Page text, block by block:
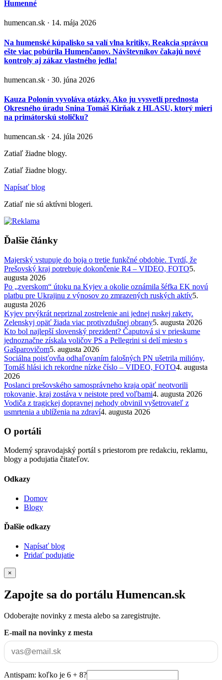
Humenné
humencan.sk · 14. mája 2026
Na humenské kúpalisko sa valí vlna kritiky. Reakcia správcu
ešte viac pobúrila Humenčanov. Návštevníkov čakajú nové
kontroly aj zákaz vlastného jedla!
humencan.sk · 30. júna 2026
Kauza Polonín vyvoláva otázky. Ako ju vysvetlí prednosta
Okresného úradu Snina Tomáš Kirňak z HLASU, ktorý mieri
na primátorskú stoličku?
humencan.sk · 24. júla 2026
Zatiaľ žiadne blogy.
Zatiaľ žiadne blogy.
Napísať blog
Zatiaľ nie sú aktívni blogeri.
Ďalšie články
Majerský vstupuje do boja o tretie funkčné obdobie. Tvrdí, že
Prešovský kraj potrebuje dokončenie R4 – VIDEO, FOTO5.
augusta 2026
Po „zverskom“ útoku na Kyjev a okolie oznámila šéfka EK novú
platbu pre Ukrajinu z výnosov zo zmrazených ruských aktív5.
augusta 2026
Kyjev prvýkrát nepriznal zostrelenie ani jednej ruskej rakety.
Zelenskyj opäť žiada viac protivzdušnej obrany5. augusta 2026
Kto bol najlepší slovenský prezident? Čaputová si v prieskume
jednoznačne získala voličov PS a Pellegrini si delí miesto s
Gašparovičom5. augusta 2026
Sociálna poisťovňa odhaľovaním falošných PN ušetrila milióny,
Tomáš hlási ich rekordne nízke číslo – VIDEO, FOTO4. augusta
2026
Poslanci prešovského samosprávneho kraja opäť neotvorili
rokovanie, kraj zostáva v neistote pred voľbami4. augusta 2026
Vodiča z tragickej dopravnej nehody obvinil vyšetrovateľ z
usmrtenia a ublíženia na zdraví4. augusta 2026
O portáli
Moderný spravodajský portál s priestorom pre redakciu, reklamu,
blogy a podujatia čitateľov.
Odkazy
Domov
Blogy
Ďalšie odkazy
Napísať blog
Pridať podujatie
×
Zapojte sa do portálu Humencan.sk
Odoberajte novinky z mesta alebo sa zaregistrujte.
E-mail na novinky z mesta
Antispam: koľko je 6 + 8?